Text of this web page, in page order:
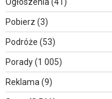
Pobierz (3)
Podróże (53)
Porady(1 005)
Reklama (9)